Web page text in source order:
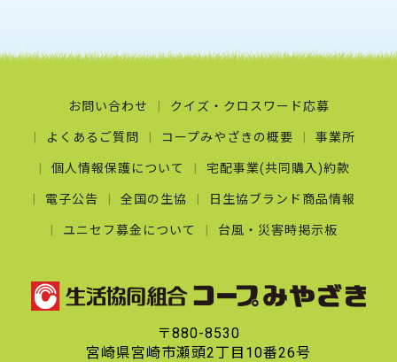
お問い合わせ クイズ・クロスワード応募
よくあるご質問 コープみやざきの概要 事業所
個人情報保護について 宅配事業(共同購入)約款
電子公告 全国の生協 日生協ブランド商品情報
ユニセフ募金について 台風・災害時掲示板
〒880-8530
宮崎県宮崎市瀬頭2丁目10番26号